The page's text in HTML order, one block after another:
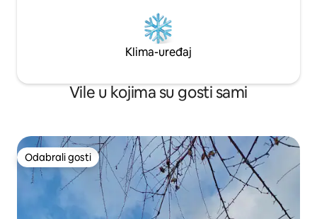
Klima-uređaj
Vile u kojima su gosti sami
Odabrali gosti
Odabrali gosti